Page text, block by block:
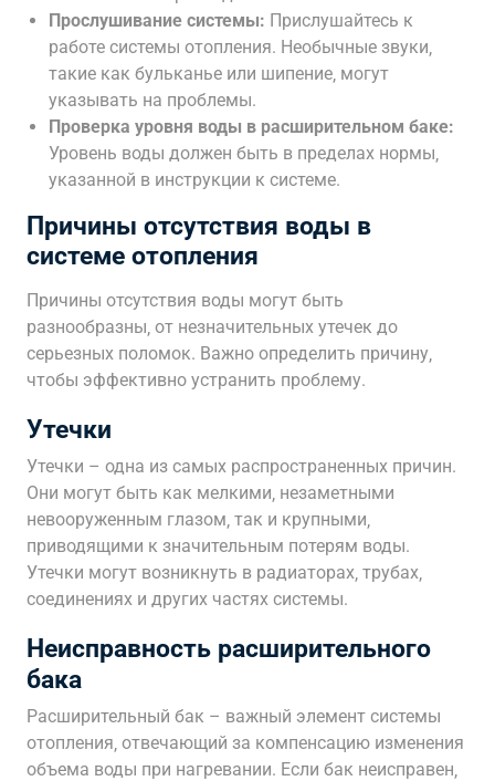
Прослушивание системы: Прислушайтесь к
работе системы отопления. Необычные звуки‚
такие как бульканье или шипение‚ могут
указывать на проблемы.
Проверка уровня воды в расширительном баке:
Уровень воды должен быть в пределах нормы‚
указанной в инструкции к системе.
Причины отсутствия воды в
системе отопления
Причины отсутствия воды могут быть
разнообразны‚ от незначительных утечек до
серьезных поломок. Важно определить причину‚
чтобы эффективно устранить проблему.
Утечки
Утечки – одна из самых распространенных причин.
Они могут быть как мелкими‚ незаметными
невооруженным глазом‚ так и крупными‚
приводящими к значительным потерям воды.
Утечки могут возникнуть в радиаторах‚ трубах‚
соединениях и других частях системы.
Неисправность расширительного
бака
Расширительный бак – важный элемент системы
отопления‚ отвечающий за компенсацию изменения
объема воды при нагревании. Если бак неисправен‚